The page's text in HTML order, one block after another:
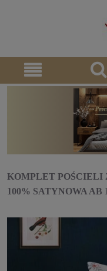
KOMPLET POŚCIELI
100% SATYNOWA AB